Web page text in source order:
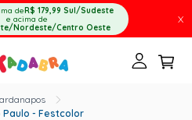
deR$ 179,99 Sul/Sudeste
e acima de
Nordeste/Centro Oeste
X
Paulo - Festcolor